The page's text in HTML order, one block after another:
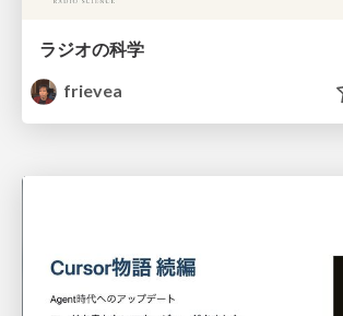
ラジオの科学
frievea